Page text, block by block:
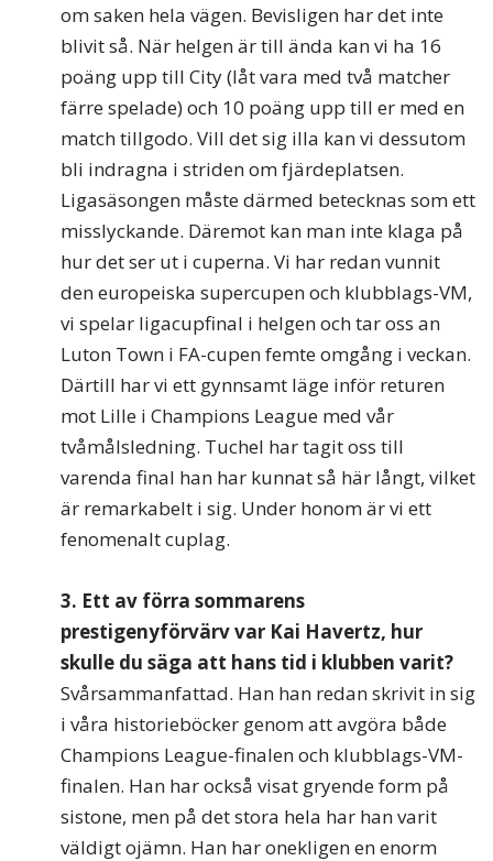
om saken hela vägen. Bevisligen har det inte
blivit så. När helgen är till ända kan vi ha 16
poäng upp till City (låt vara med två matcher
färre spelade) och 10 poäng upp till er med en
match tillgodo. Vill det sig illa kan vi dessutom
bli indragna i striden om fjärdeplatsen.
Ligasäsongen måste därmed betecknas som ett
misslyckande. Däremot kan man inte klaga på
hur det ser ut i cuperna. Vi har redan vunnit
den europeiska supercupen och klubblags-VM,
vi spelar ligacupfinal i helgen och tar oss an
Luton Town i FA-cupen femte omgång i veckan.
Därtill har vi ett gynnsamt läge inför returen
mot Lille i Champions League med vår
tvåmålsledning. Tuchel har tagit oss till
varenda final han har kunnat så här långt, vilket
är remarkabelt i sig. Under honom är vi ett
fenomenalt cuplag.
3. Ett av förra sommarens
prestigenyförvärv var Kai Havertz, hur
skulle du säga att hans tid i klubben varit?
Svårsammanfattad. Han han redan skrivit in sig
i våra historieböcker genom att avgöra både
Champions League-finalen och klubblags-VM-
finalen. Han har också visat gryende form på
sistone, men på det stora hela har han varit
väldigt ojämn. Han har onekligen en enorm